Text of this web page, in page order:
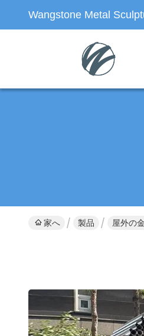
Wangstone Metal
家へ 製品 屋外の